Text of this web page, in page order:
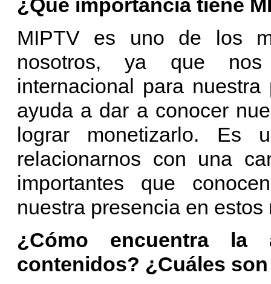
MIPTV es uno de los
nosotros, ya que nos
internacional para
ayuda a dar a conocer
lograr monetizarlo. Es
relacionarnos con una
importantes que
nuestra presencia en estos
¿Cómo encuentra la
contenidos? ¿Cuáles